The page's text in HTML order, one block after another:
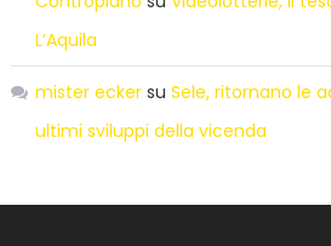
L’Aquila
mister eckersu Sele, ritornano le
ultimi sviluppi della vicenda